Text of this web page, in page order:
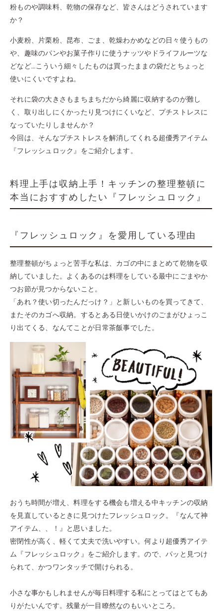
粉ものや調味料、乾物の保存など、皆さんはどうされています
か？
小麦粉、片栗粉、昆布、ごま、乾燥わかめなどの日々使うもの
や、趣味のパンやお菓子作りに使うナッツやドライフルーツな
どなど…こういう細々したものは買ったままの袋だとちょっと
使いにくいですよね。
それに袋の大きさもまちまちだから綺麗に収納するのが難し
く、取り出しにくかったり見つけにくいなど、プチストレスに
なっていたりしませんか？
今回は、そんなプチストレスを解消してくれる超優秀アイテム
『フレッシュロック』をご紹介します。
料理上手は収納上手！キッチンの整理整頓に
本当におすすめしたい『フレッシュロック』
『フレッシュロック』を愛用している理由
整理整頓がちょっと苦手な私は、カゴの中にまとめて乾物を収
納していました。よくあるのは料理をしている最中にごまやか
つお節が見つからないこと。
「あれ？使い切ったんだっけ？」と新しいものを買ってきて、
またそのカゴへ収納。するとある日使いかけのごまがひょっこ
り出てくる、なんてことが日常茶飯事でした。
おうち時間が増え、料理をする機会も増える中キッチンの収納
を見直しているときに見つけたフレッシュロック。『なんて神
アイテム、、！』と思いました。
密閉性が高く、軽くて丈夫で洗いやすい。何より 超優秀アイテ
ム『フレッシュロック』をご紹介します。ので、パッと見つけ
られて、かつワンタッチで開けられる。
小さな事かもしれませんが毎日料理する私にとってはとてもあ
りがたいんです。残量が一目瞭然なのもいいところ。